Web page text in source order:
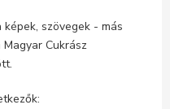
szövegek - más
Cukrász